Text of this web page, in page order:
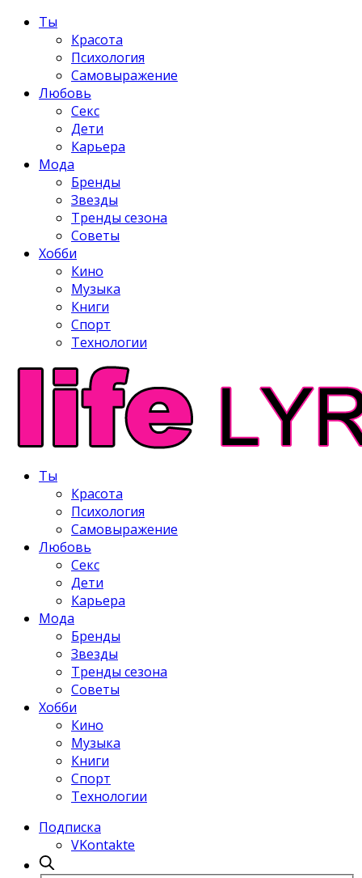
Ты
Красота
Психология
Самовыражение
Любовь
Секс
Дети
Карьера
Мода
Бренды
Звезды
Тренды сезона
Советы
Хобби
Кино
Музыка
Книги
Спорт
Технологии
Ты
Красота
Психология
Самовыражение
Любовь
Секс
Дети
Карьера
Мода
Бренды
Звезды
Тренды сезона
Советы
Хобби
Кино
Музыка
Книги
Спорт
Технологии
Подписка
VKontakte